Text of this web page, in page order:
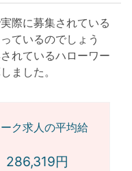
際に募集されている
ているのでしょう
れているハローワー
ました。
ク求人の平均給
円